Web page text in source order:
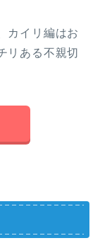
カイリ編はお
リある不親切